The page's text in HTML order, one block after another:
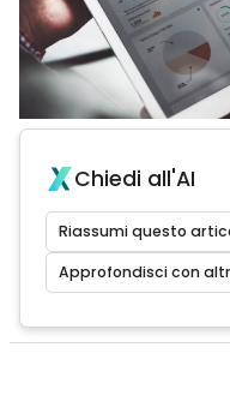
Chiedi all'AI
Riassumi questo
Approfondisci con